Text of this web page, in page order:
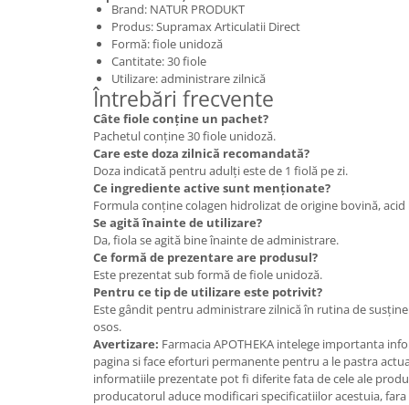
Brand: NATUR PRODUKT
Produs: Supramax Articulatii Direct
Formă: fiole unidoză
Cantitate: 30 fiole
Utilizare: administrare zilnică
Întrebări frecvente
Câte fiole conține un pachet?
Pachetul conține 30 fiole unidoză.
Care este doza zilnică recomandată?
Doza indicată pentru adulți este de 1 fiolă pe zi.
Ce ingrediente active sunt menționate?
Formula conține colagen hidrolizat de origine bovină,
Se agită înainte de utilizare?
Da, fiola se agită bine înainte de administrare.
Ce formă de prezentare are produsul?
Este prezentat sub formă de fiole unidoză.
Pentru ce tip de utilizare este potrivit?
Este gândit pentru administrare zilnică în rutina de
osos.
Avertizare: Farmacia APOTHEKA intelege importanta
pagina si face eforturi permanente pentru a le pastra
informatiile prezentate pot fi diferite fata de cele ale
producatorul aduce modificari specificatiilor acestuia,